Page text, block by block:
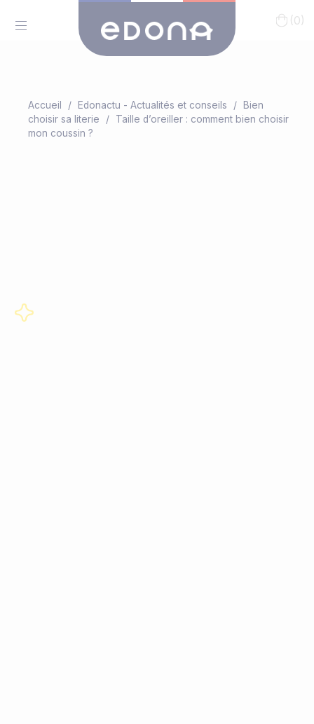
(0)
Accueil Edonactu - Actualités et conseils
Bien
choisir sa literie
Taille d’oreiller : comment bien choisir
mon coussin ?